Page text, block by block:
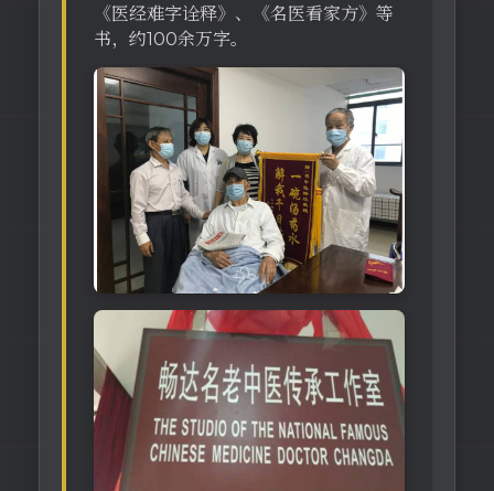
《医经难字诠释》、《名医看家方》等
书，约100余万字。